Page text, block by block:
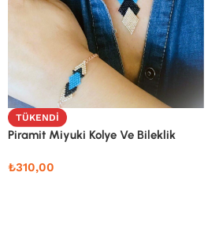
TÜKENDI
Piramit Miyuki Kolye Ve Bileklik
₺310,00